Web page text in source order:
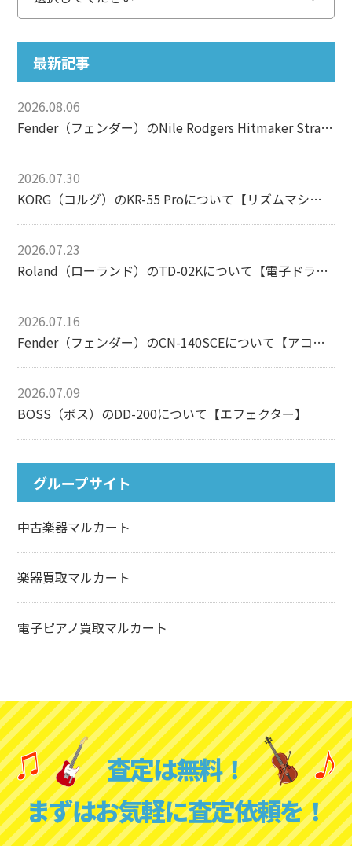
最新記事
2026.08.06
Fender（フェンダー）のNile Rodgers Hitmaker Stratocasterについて【エレキギター】
2026.07.30
KORG（コルグ）のKR-55 Proについて【リズムマシン】
2026.07.23
Roland（ローランド）のTD-02Kについて【電子ドラム】
2026.07.16
Fender（フェンダー）のCN-140SCEについて【アコースティックギター】
2026.07.09
BOSS（ボス）のDD-200について【エフェクター】
グループサイト
中古楽器マルカート
楽器買取マルカート
電子ピアノ買取マルカート
査定は無料！
まずはお気軽に査定依頼を！